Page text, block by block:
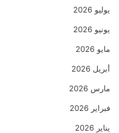
يوليو 2026
يونيو 2026
مايو 2026
أبريل 2026
مارس 2026
فبراير 2026
يناير 2026